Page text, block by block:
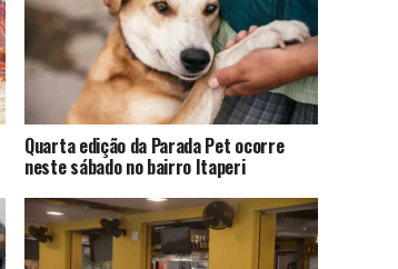
Quarta edição da Parada Pet ocorre
neste sábado no bairro Itaperi